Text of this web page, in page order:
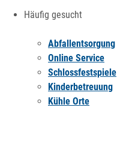
Häufig gesucht
Abfallentsorgung
Online Service
Schlossfestspiele
Kinderbetreuung
Kühle Orte